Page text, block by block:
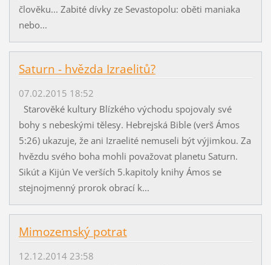
člověku... Zabité dívky ze Sevastopolu: oběti maniaka
nebo...
Saturn - hvězda Izraelitů?
07.02.2015 18:52
Starověké kultury Blízkého východu spojovaly své
bohy s nebeskými tělesy. Hebrejská Bible (verš Ámos
5:26) ukazuje, že ani Izraelité nemuseli být výjimkou. Za
hvězdu svého boha mohli považovat planetu Saturn.
Sikút a Kijún Ve verších 5.kapitoly knihy Ámos se
stejnojmenný prorok obrací k...
Mimozemský potrat
12.12.2014 23:58